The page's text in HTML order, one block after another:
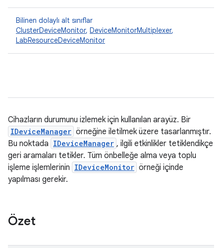
Bilinen dolaylı alt sınıflar
ClusterDeviceMonitor, DeviceMonitorMultiplexer,
LabResourceDeviceMonitor
Cihazların durumunu izlemek için kullanılan arayüz. Bir
IDeviceManager örneğine iletilmek üzere tasarlanmıştır.
Bu noktada IDeviceManager , ilgili etkinlikler tetiklendikçe
geri aramaları tetikler. Tüm önbelleğe alma veya toplu
işleme işlemlerinin IDeviceMonitor örneği içinde
yapılması gerekir.
Özet